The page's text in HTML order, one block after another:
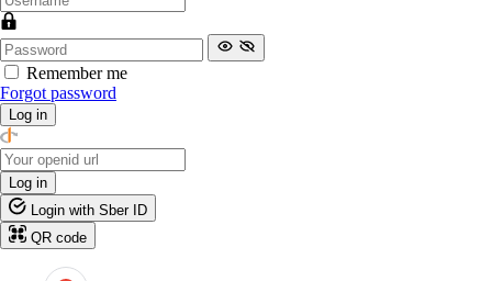
Remember me
Forgot password
Log in
Log in
Login with Sber ID
QR code